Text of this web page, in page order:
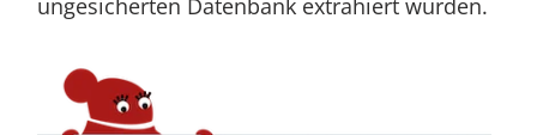
ungesicherten Datenbank extrahiert wurden.